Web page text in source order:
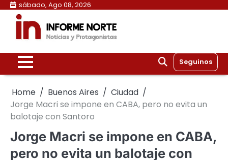
Skip
content
sábado, Ago 08, 2026
Seguinos
Home Buenos Aires
Ciudad
Jorge Macri se impone en CABA, pero no evita un
balotaje con Santoro
Jorge Macri se impone en CABA,
pero no evita un balotaje con